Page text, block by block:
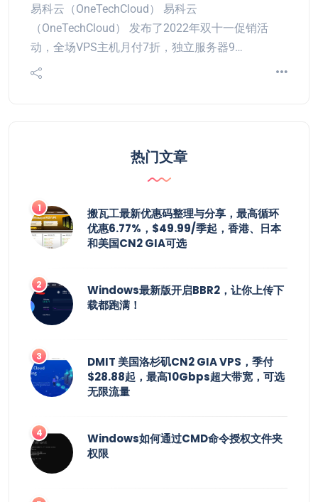
易科云（OneTechCloud） 易科云
（OneTechCloud） 发布了2022年双十一促销活
动，全场VPS主机月付7折，独立服务器9…
热门文章
搬瓦工最新优惠码整理与分享，最高循环
优惠6.77%，$49.99/季起，香港、日本
和美国CN2 GIA可选
Windows最新版开启BBR2，让你上传下
载都跑满！
DMIT 美国洛杉矶CN2 GIA VPS，季付
$28.88起，最高10Gbps超大带宽，可选
无限流量
Windows如何通过CMD命令授权文件夹
权限